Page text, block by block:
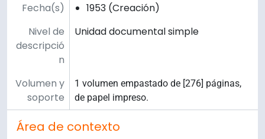
Fecha(s)
1953 (Creación)
Nivel de
descripció
n
Unidad documental simple
Volumen y
soporte
1 volumen empastado de [276] páginas,
de papel impreso.
Área de contexto